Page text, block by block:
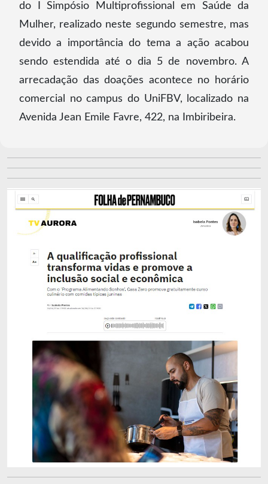
do I Simpósio Multiprofissional em Saúde da
Mulher, realizado neste segundo semestre, mas
devido a importância do tema a ação acabou
sendo estendida até o dia 5 de novembro. A
arrecadação das doações acontece no horário
comercial no campus do UniFBV, localizado na
Avenida Jean Emile Favre, 422, na Imbiribeira.